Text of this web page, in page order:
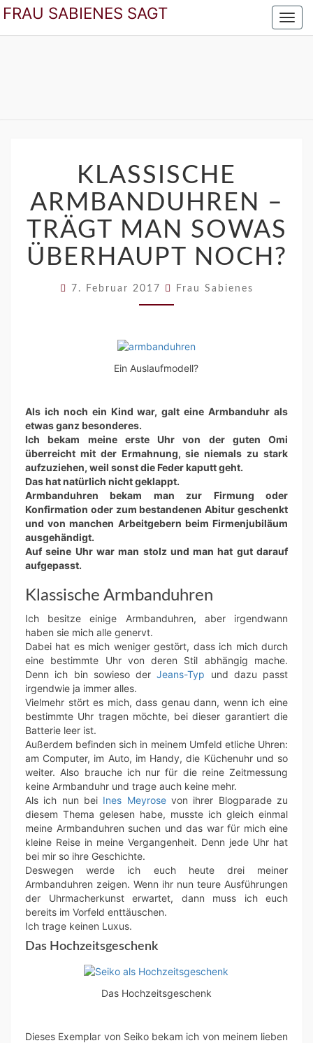
FRAU SABIENES SAGT
ARMBANDUHREN
–
TRÄGT
MAN
SOWAS
ÜBERHAUPT
NOCH?
KLASSISCHE
ARMBANDUHREN –
TRÄGT MAN SOWAS
ÜBERHAUPT NOCH?
7. Februar 2017 Frau Sabienes
Ein Auslaufmodell?
Als ich noch ein Kind war, galt eine Armbanduhr als
etwas ganz besonderes.
Ich bekam meine erste Uhr von der guten Omi
überreicht mit der Ermahnung, sie niemals zu stark
aufzuziehen, weil sonst die Feder kaputt geht.
Das hat natürlich nicht geklappt.
Armbanduhren bekam man zur Firmung oder
Konfirmation oder zum bestandenen Abitur geschenkt
und von manchen Arbeitgebern beim Firmenjubiläum
ausgehändigt.
Auf seine Uhr war man stolz und man hat gut darauf
aufgepasst.
Klassische Armbanduhren
Ich besitze einige Armbanduhren, aber irgendwann
haben sie mich alle genervt.
Dabei hat es mich weniger gestört, dass ich mich durch
eine bestimmte Uhr von deren Stil abhängig mache.
Denn ich bin sowieso der Jeans-Typ und dazu passt
irgendwie ja immer alles.
Vielmehr stört es mich, dass genau dann, wenn ich eine
bestimmte Uhr tragen möchte, bei dieser garantiert die
Batterie leer ist.
Außerdem befinden sich in meinem Umfeld etliche Uhren:
am Computer, im Auto, im Handy, die Küchenuhr und so
weiter. Also brauche ich nur für die reine Zeitmessung
keine Armbanduhr und trage auch keine mehr.
Als ich nun bei Ines Meyrosevon ihrer Blogparade zu
diesem Thema gelesen habe, musste ich gleich einmal
meine Armbanduhren suchen und das war für mich eine
kleine Reise in meine Vergangenheit. Denn jede Uhr hat
bei mir so ihre Geschichte.
Deswegen werde ich euch heute drei meiner
Armbanduhren zeigen. Wenn ihr nun teure Ausführungen
der Uhrmacherkunst erwartet, dann muss ich euch
bereits im Vorfeld enttäuschen.
Ich trage keinen Luxus.
Das Hochzeitsgeschenk
Das Hochzeitsgeschenk
Dieses Exemplar von Seiko bekam ich von meinem lieben